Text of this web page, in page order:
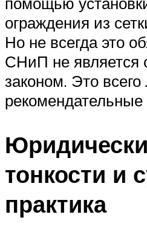
ограждения из
Но не всегда это
СНиП не является
законом. Это
тонкости и
практика